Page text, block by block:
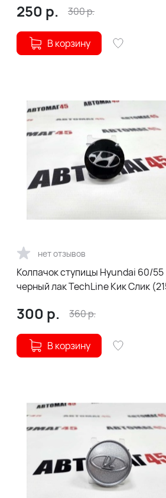
250 р. 300р.
В корзину
нет отзывов
Колпачок ступицы Hyundai 60/55
черный лак TechLine Кик Слик
300 р. 360р.
В корзину